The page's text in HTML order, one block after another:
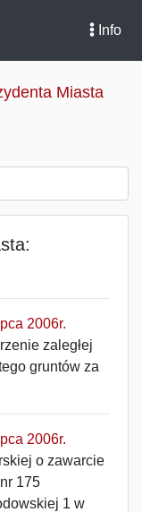
Info
Miasta
2006r.
zaległej
gruntów za
2006r.
o zawarcie
175
1 w